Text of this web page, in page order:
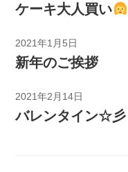
ケーキ大人買い
2021年1月5日
新年のご挨拶
2021年2月14日
バレンタイン☆彡